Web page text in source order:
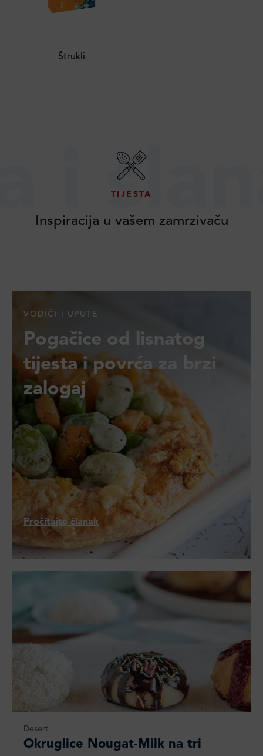
Štrukli
TIJESTA
Inspiracija u vašem zamrzivaču
VODIČI I UPUTE
Pogačice od lisnatog
tijesta i povrća za brzi
zalogaj
Pročitajte članak
Desert
Okruglice Nougat-Milk na tri